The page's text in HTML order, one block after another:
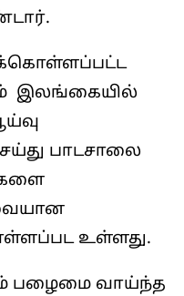
இலங்கையில்
பாடசாலை
உள்ளது.
பழைமை வாய்ந்த